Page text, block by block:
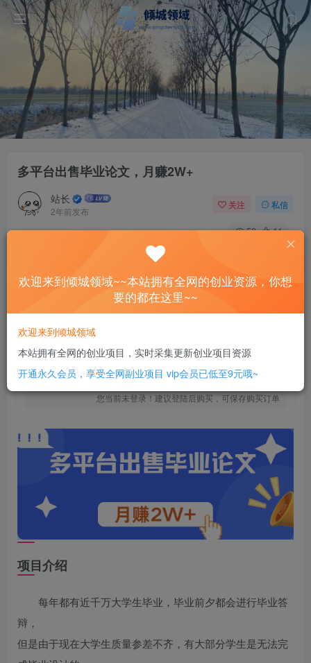
多平台出售毕业论文，月赚2W+
站长
2年前发布
关注 私信
58 11
此内容为付费资源，请付费后查看
6
立即购买
您当前未登录！建议登陆后购买，可保存购买订单
项目介绍
每年都有近千万大学生毕业，毕业前夕都会进行毕业答
辩，
但是由于现在大学生质量参差不齐，有大部分学生是无法完
欢迎来到倾城领域~~本站拥有全网的创业资源，你想
要的都在这里~~
欢迎来到倾城领域
本站拥有全网的创业项目，实时采集更新创业项目资源
开通永久会员，享受全网副业项目 vip会员已低至9元哦~